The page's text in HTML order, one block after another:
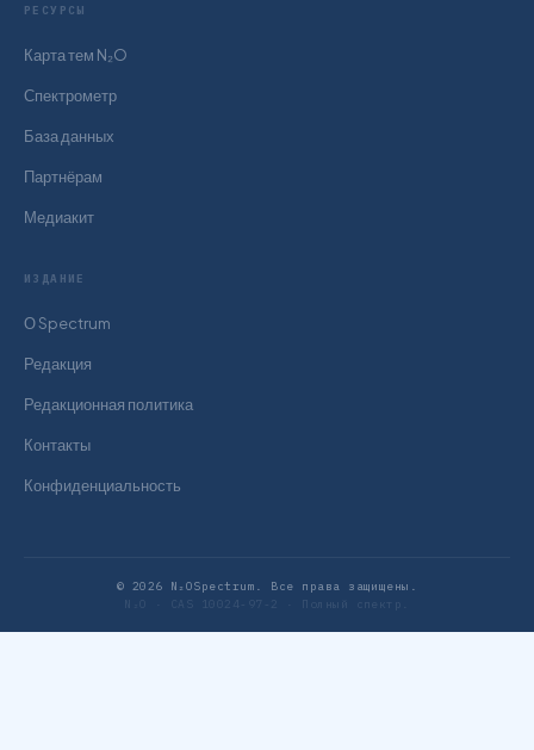
РЕСУРСЫ
Карта тем N₂O
Спектрометр
База данных
Партнёрам
Медиакит
ИЗДАНИЕ
О Spectrum
Редакция
Редакционная политика
Контакты
Конфиденциальность
© 2026 N₂OSpectrum. Все права защищены.
N₂O · CAS 10024-97-2 · Полный спектр.